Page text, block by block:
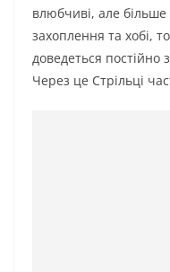
влюбчиві, але більше
захоплення та хобі,
доведеться постійно
Через це Стрільці